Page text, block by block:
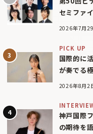
セミファ
2026年7月
PICK UP
国際的に
が奏でる
2026年8月2
神戸国際
の期待を